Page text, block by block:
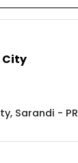
City
Sarandi - PR